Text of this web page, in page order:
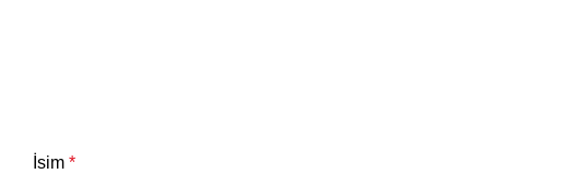
İsim *